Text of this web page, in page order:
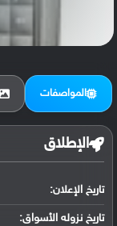
المواصفات
الإطلاق
تاريخ الإعلان:
تاريخ نزوله الأسواق: